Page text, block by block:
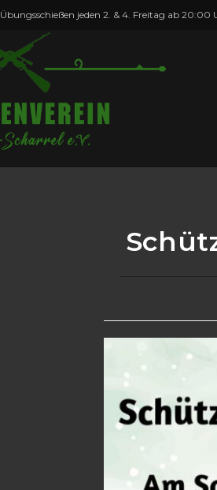
Übungsschießen jeden 2. & 4. Freitag ab 20:00